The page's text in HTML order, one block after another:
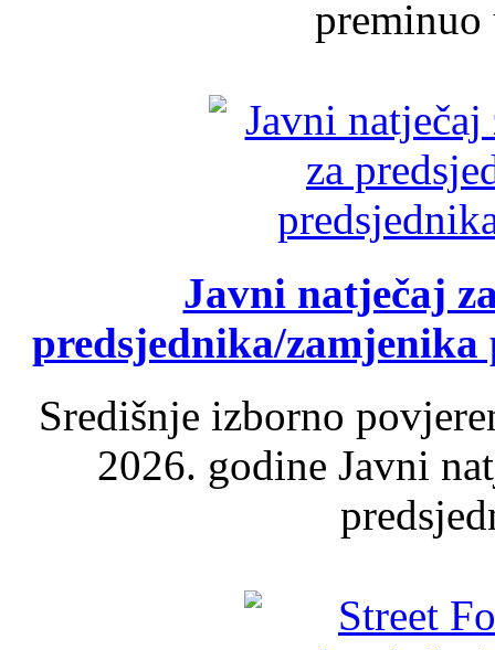
Javni natječaj
predsjednika/
Središnje izborno
2026. godine Javni